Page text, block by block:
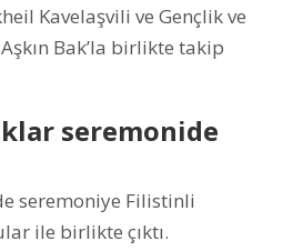
Kavelaşvili ve Gençlik ve
Bak’la birlikte takip
seremonide
seremoniye Filistinli
ile birlikte çıktı.